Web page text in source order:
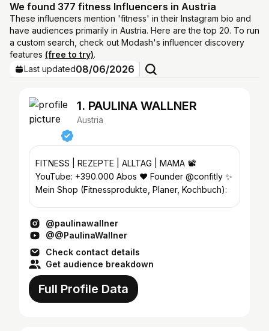
We found 377 fitness Influencers in Austria
These influencers mention 'fitness' in their Instagram bio and
have audiences primarily in Austria. Here are the top 20. To run
a custom search, check out Modash's influencer discovery
features (free to try).
Last updated08/06/2026
1. PAULINA WALLNER
Austria
FITNESS | REZEPTE | ALLTAG | MAMA 📽
YouTube: +390.000 Abos ❤️ Founder @confitly ✨
Mein Shop (Fitnessprodukte, Planer, Kochbuch):
@paulinawallner
@@PaulinaWallner
Check contact details
Get audience breakdown
Full Profile Data